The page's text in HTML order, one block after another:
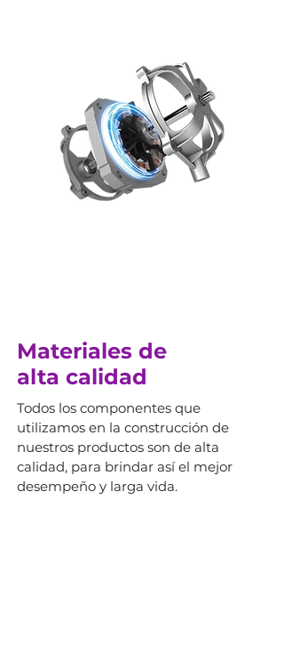
Materiales de
alta calidad
Todos los componentes que
utilizamos en la construcción de
nuestros productos son de alta
calidad, para brindar así el mejor
desempeño y larga vida.